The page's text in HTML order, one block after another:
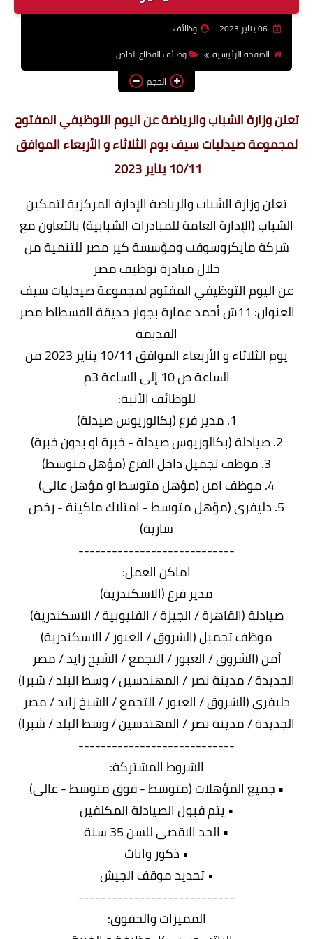
06 يناير 2023
وظائف
الصفحة الرئيسية
وظائف القطاع الخاص
الحجم
تعلن وزارة الشباب والرياضة عن اليوم التوظيفي المفتوح
لمجموعة صيدليات سيف يوم الثلاثاء و الأربعاء الموافق
10/11 يناير 2023
تعلن وزارة الشباب والرياضة الإدارة المركزية لتمكين
الشباب (الإدارة العامة للمبادرات الشبابية) بالتعاون مع
شركة مايكروسوفت ومؤسسة كير مصر للتنمية من
خلال مبادرة توظيف مصر
عن اليوم التوظيفي المفتوح لمجموعة صيدليات سيف
العنوان: 11ش أحمد عمارة بجوار حديقة الفسطاط مصر
القديمة
يوم الثلاثاء و الأربعاء الموافق 10/11 يناير 2023 من
الساعة ص 10 إلى الساعة 3م
للوظائف الأتية:
1. مدير فرع (بكالوريوس صيدلة)
2. صيادلة (بكالوريوس صيدلة - خبرة او بدون خبرة)
3. موظف تجميل داخل الفرع (مؤهل متوسط)
4. موظف امن (مؤهل متوسط او مؤهل عالى)
5. دليفرى (مؤهل متوسط - امتلاك ماكينة - رخص
سارية)
----------------------------
اماكن العمل:
مدير فرع (الاسكندرية)
صيادلة (القاهرة / الجيزة / القليوبية / الاسكندرية)
موظف تجميل (الشروق / العبور / الاسكندرية)
أمن (الشروق / العبور / التجمع / الشيخ زايد / مصر
الجديدة / مدينة نصر / المهندسين / وسط البلد / شبرا)
دليفرى (الشروق / العبور / التجمع / الشيخ زايد / مصر
الجديدة / مدينة نصر / المهندسين / وسط البلد / شبرا)
----------------------------
الشروط المشتركة:
• جميع المؤهلات (متوسط - فوق متوسط - عالى)
• يتم قبول الصيادلة المكلفين
• الحد الاقصى للسن 35 سنة
• ذكور واناث
• تحديد موقف الجيش
----------------------------
المميزات والحقوق: